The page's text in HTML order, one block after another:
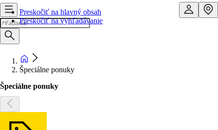
Preskočiť na hlavný obsah
Preskočiť na vyhľadávanie
Špeciálne ponuky
Špeciálne ponuky